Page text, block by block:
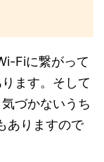
Fiに繋がって
ます。そして
づかないうち
ありますので